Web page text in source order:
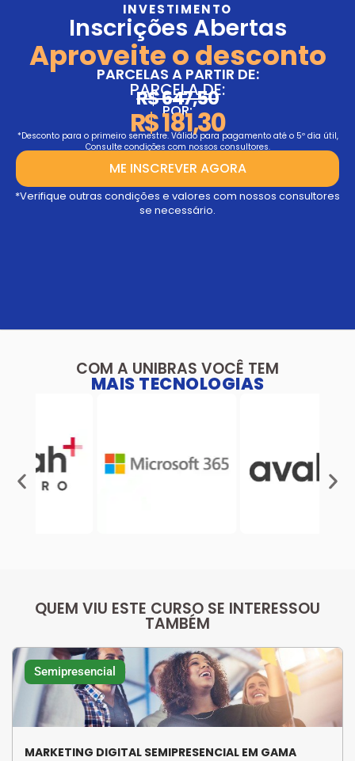
INVESTIMENTO
Inscrições Abertas
Aproveite o desconto
PARCELAS A PARTIR DE:
PARCELA DE:
R$ 647,50
POR:
R$ 181,30
*Desconto para o primeiro semestre. Válido para pagamento até o 5º dia útil,
Consulte condições com nossos consultores.
ME INSCREVER AGORA
*Verifique outras condições e valores com nossos consultores
se necessário.
COM A UNIBRAS VOCÊ TEM
MAIS TECNOLOGIAS
QUEM VIU ESTE CURSO SE INTERESSOU
TAMBÉM
Semipresencial
MARKETING DIGITAL SEMIPRESENCIAL EM GAMA